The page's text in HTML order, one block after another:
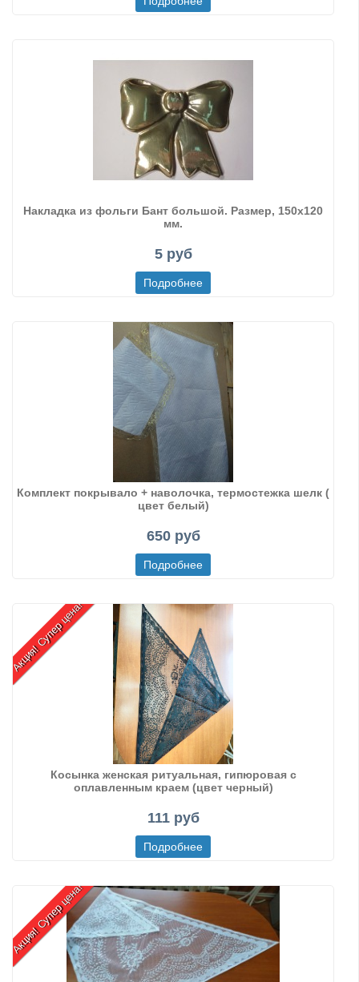
Накладка из фольги Бант большой. Размер, 150х120
мм.
5 руб
Комплект покрывало + наволочка, термостежка шелк (
цвет белый)
650 руб
Акция! Супер цена!
Косынка женская ритуальная, гипюровая с
оплавленным краем (цвет черный)
111 руб
Акция! Супер цена!